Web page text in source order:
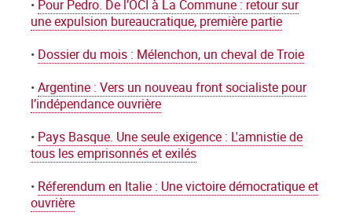
• Pour Pedro. De l’OCI à La Commune : retour sur
une expulsion bureaucratique, première partie
• Dossier du mois : Mélenchon, un cheval de Troie
•Argentine : Vers un nouveau front socialiste pour
l’indépendance ouvrière
• Pays Basque. Une seule exigence : L'amnistie de
tous les emprisonnés et exilés
• Réferendum en Italie : Une victoire démocratique et
ouvrière